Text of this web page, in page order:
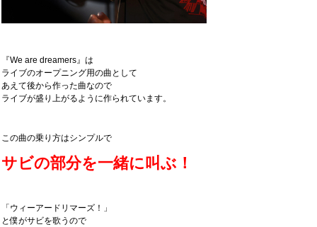
『We are dreamers』は
ライブのオープニング用の曲として
あえて後から作った曲なので
ライブが盛り上がるように作られています。
この曲の乗り方はシンプルで
サビの部分を一緒に叫ぶ！
「ウィーアードリマーズ！」
と僕がサビを歌うので